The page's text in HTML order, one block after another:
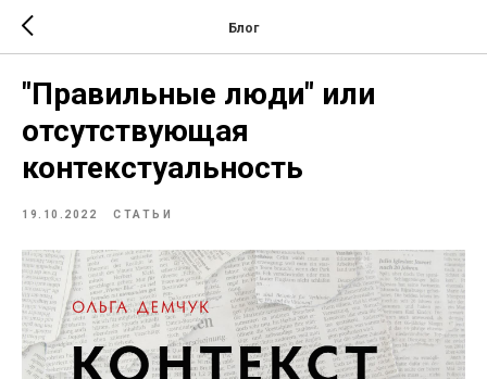
Блог
"Правильные люди" или
отсутствующая
контекстуальность
19.10.2022 СТАТЬИ